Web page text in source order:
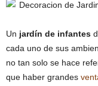
Un jardín de infantes
cada uno de sus
no tan solo se hace
que haber grandes